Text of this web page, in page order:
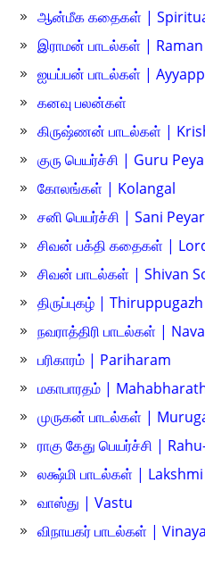
ஆன்மீக கதைகள் |
இராமன் பாடல்கள் | Raman
ஐயப்பன் பாடல்கள் |
கனவு பலன்கள்
கிருஷ்ணன் பாடல்கள் |
குரு பெயர்ச்சி | Guru
கோலங்கள் | Kolangal
சனி பெயர்ச்சி | Sani
சிவன் பக்தி கதைகள் |
சிவன் பாடல்கள் | Shivan
திருப்புகழ் | Thiruppugazh
நவராத்திரி பாடல்கள் |
பரிகாரம் | Pariharam
மகாபாரதம் |
முருகன் பாடல்கள் |
ராகு கேது பெயர்ச்சி |
லக்ஷ்மி பாடல்கள் | Lakshmi
வாஸ்து | Vastu
விநாயகர் பாடல்கள் |